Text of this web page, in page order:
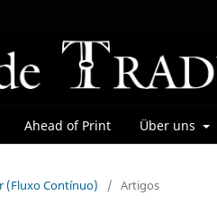
Ahead of Print Über uns
(Fluxo Contínuo) / Artigos